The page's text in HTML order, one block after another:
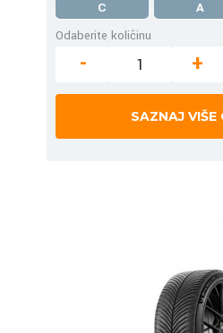
C A
Odaberite količinu
- +
SAZNAJ VIŠE